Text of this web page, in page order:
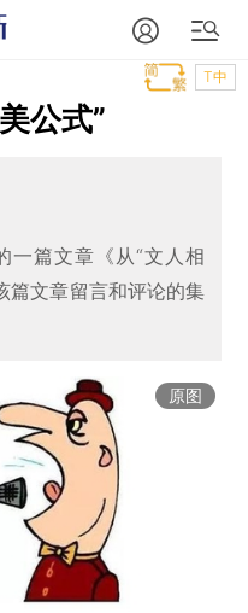
T中
公式”
一篇文章《从“文人相
篇文章留言和评论的集
原图